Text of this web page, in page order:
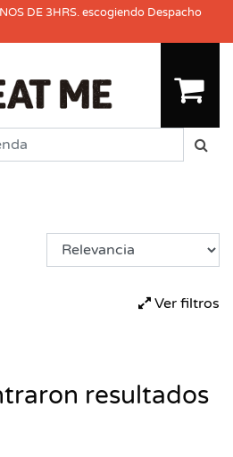
DE 3HRS. escogiendo Despacho
Ver filtros
resultados